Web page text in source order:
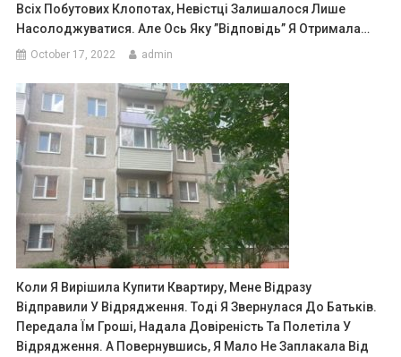
Всіх Побутових Клопотах, Невістці Залишалося Лише
Насолоджуватися. Але Ось Яку ”відповідь” Я Отримала…
October 17, 2022 admin
Коли Я Вирішила Купити Квартиру, Мене Відразу
Відправили У Відрядження. Тоді Я Звернулася До Батьків.
Передала Їм Гроші, Надала Довіреність Та Полетіла У
Відрядження. А Повернувшись, Я Мало Не Заплакала Від